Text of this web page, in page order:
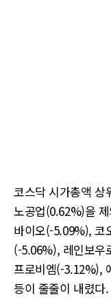
코스닥 시가총액 상
노공업(0.62%)을
바이오(-5.09%), 코
(-5.06%), 레인보
프로비엠(-3.12%),
등이 줄줄이 내렸다.